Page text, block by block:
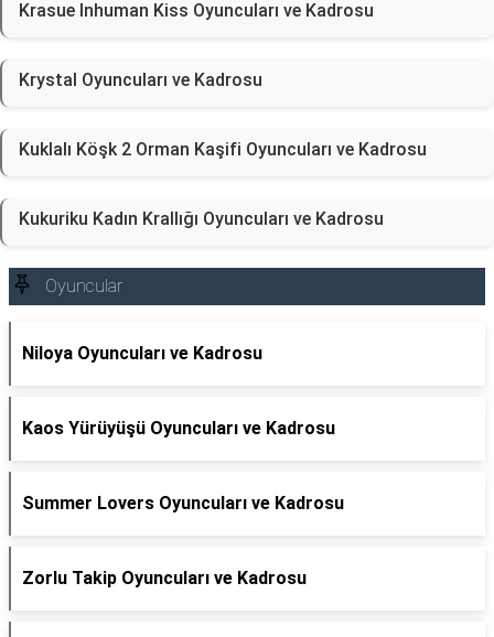
Krasue Inhuman Kiss Oyuncuları ve Kadrosu
Krystal Oyuncuları ve Kadrosu
Kuklalı Köşk 2 Orman Kaşifi Oyuncuları ve Kadrosu
Kukuriku Kadın Krallığı Oyuncuları ve Kadrosu
Oyuncular
Niloya Oyuncuları ve Kadrosu
Kaos Yürüyüşü Oyuncuları ve Kadrosu
Summer Lovers Oyuncuları ve Kadrosu
Zorlu Takip Oyuncuları ve Kadrosu